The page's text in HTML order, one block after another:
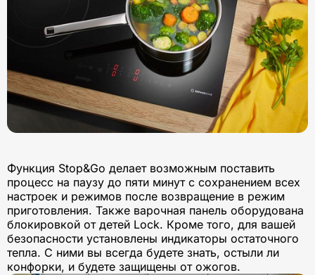
Функция Stop&Go делает возможным поставить
процесс на паузу до пяти минут с сохранением всех
настроек и режимов после возвращение в режим
приготовления. Также варочная панель оборудована
блокировкой от детей Lock. Кроме того, для вашей
безопасности установлены индикаторы остаточного
тепла. С ними вы всегда будете знать, остыли ли
конфорки, и будете защищены от ожогов.